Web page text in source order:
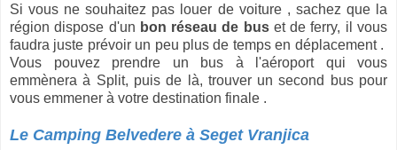
Si vous ne souhaitez pas louer de voiture , sachez que la
région dispose d'un bon réseau de buset de ferry, il vous
faudra juste prévoir un peu plus de temps en déplacement .
Vous pouvez prendre un bus à l'aéroport qui vous
emmènera à Split, puis de là, trouver un second bus pour
vous emmener à votre destination finale .
Le Camping Belvedere à Seget Vranjica